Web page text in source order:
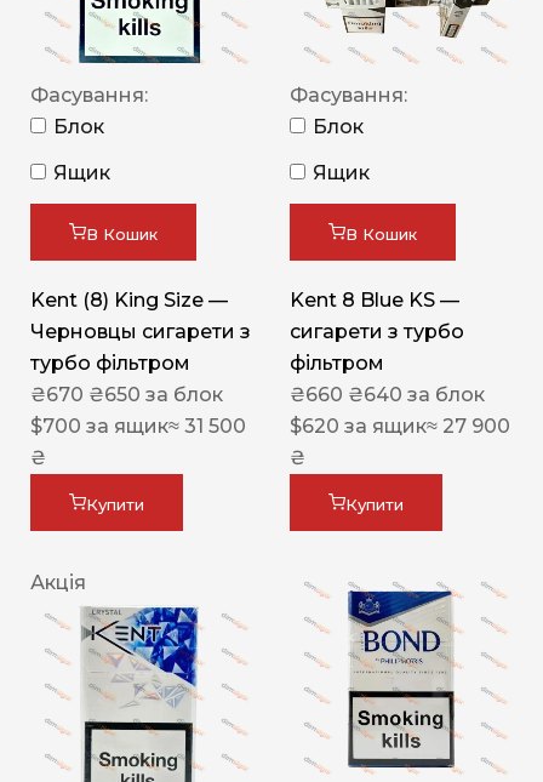
Фасування:
Блок
Ящик
В Кошик
Kent (8) King Size —
Черновцы сигарети з
турбо фільтром
₴670 ₴650 за блок
$700 за ящик≈ 31 500
₴
Купити
Фасування:
Блок
Ящик
В Кошик
Kent 8 Blue KS —
сигарети з турбо
фільтром
₴660 ₴640 за блок
$620 за ящик≈ 27 900
₴
Купити
Акція